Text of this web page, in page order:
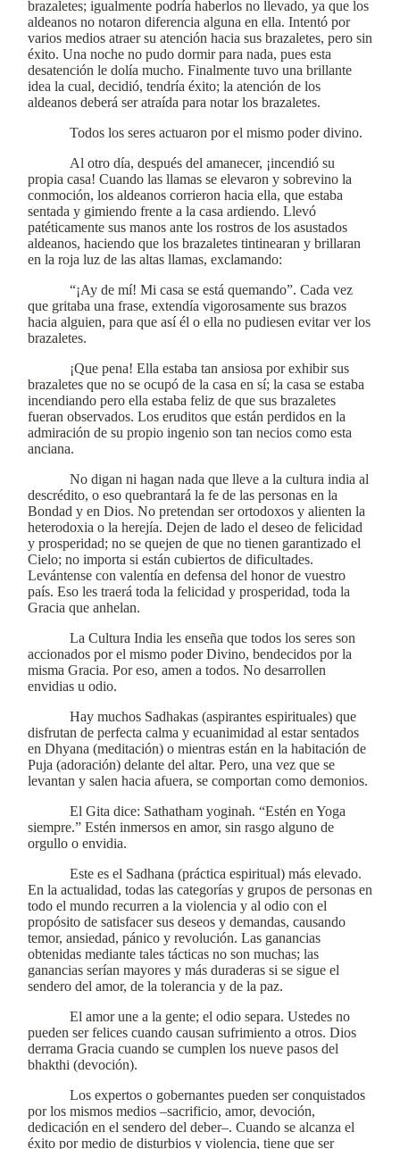
brazaletes; igualmente podría haberlos no llevado, ya que los
aldeanos no notaron diferencia alguna en ella. Intentó por
varios medios atraer su atención hacia sus brazaletes, pero sin
éxito. Una noche no pudo dormir para nada, pues esta
desatención le dolía mucho. Finalmente tuvo una brillante
idea la cual, decidió, tendría éxito; la atención de los
aldeanos deberá ser atraída para notar los brazaletes.
Todos los seres actuaron por el mismo poder divino.
Al otro día, después del amanecer, ¡incendió su
propia casa! Cuando las llamas se elevaron y sobrevino la
conmoción, los aldeanos corrieron hacia ella, que estaba
sentada y gimiendo frente a la casa ardiendo. Llevó
patéticamente sus manos ante los rostros de los asustados
aldeanos, haciendo que los brazaletes tintinearan y brillaran
en la roja luz de las altas llamas, exclamando:
“¡Ay de mí! Mi casa se está quemando”. Cada vez
que gritaba una frase, extendía vigorosamente sus brazos
hacia alguien, para que así él o ella no pudiesen evitar ver los
brazaletes.
¡Que pena! Ella estaba tan ansiosa por exhibir sus
brazaletes que no se ocupó de la casa en sí; la casa se estaba
incendiando pero ella estaba feliz de que sus brazaletes
fueran observados. Los eruditos que están perdidos en la
admiración de su propio ingenio son tan necios como esta
anciana.
No digan ni hagan nada que lleve a la cultura india al
descrédito, o eso quebrantará la fe de las personas en la
Bondad y en Dios. No pretendan ser ortodoxos y alienten la
heterodoxia o la herejía. Dejen de lado el deseo de felicidad
y prosperidad; no se quejen de que no tienen garantizado el
Cielo; no importa si están cubiertos de dificultades.
Levántense con valentía en defensa del honor de vuestro
país. Eso les traerá toda la felicidad y prosperidad, toda la
Gracia que anhelan.
La Cultura India les enseña que todos los seres son
accionados por el mismo poder Divino, bendecidos por la
misma Gracia. Por eso, amen a todos. No desarrollen
envidias u odio.
Hay muchos Sadhakas (aspirantes espirituales) que
disfrutan de perfecta calma y ecuanimidad al estar sentados
en Dhyana (meditación) o mientras están en la habitación de
Puja (adoración) delante del altar. Pero, una vez que se
levantan y salen hacia afuera, se comportan como demonios.
El Gita dice: Sathatham yoginah. “Estén en Yoga
siempre.” Estén inmersos en amor, sin rasgo alguno de
orgullo o envidia.
Este es el Sadhana (práctica espiritual) más elevado.
En la actualidad, todas las categorías y grupos de personas en
todo el mundo recurren a la violencia y al odio con el
propósito de satisfacer sus deseos y demandas, causando
temor, ansiedad, pánico y revolución. Las ganancias
obtenidas mediante tales tácticas no son muchas; las
ganancias serían mayores y más duraderas si se sigue el
sendero del amor, de la tolerancia y de la paz.
El amor une a la gente; el odio separa. Ustedes no
pueden ser felices cuando causan sufrimiento a otros. Dios
derrama Gracia cuando se cumplen los nueve pasos del
bhakthi (devoción).
Los expertos o gobernantes pueden ser conquistados
por los mismos medios –sacrificio, amor, devoción,
dedicación en el sendero del deber–. Cuando se alcanza el
éxito por medio de disturbios y violencia, tiene que ser